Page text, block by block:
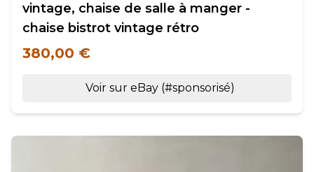
vintage, chaise de salle à manger -
chaise bistrot vintage rétro
380,00 €
Voir sur eBay (#sponsorisé)